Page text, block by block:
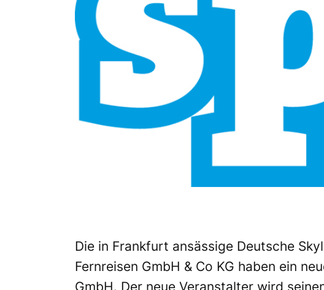
Die in Frankfurt ansässige Deutsche
Fernreisen GmbH & Co KG haben ein
GmbH. Der neue Veranstalter wird